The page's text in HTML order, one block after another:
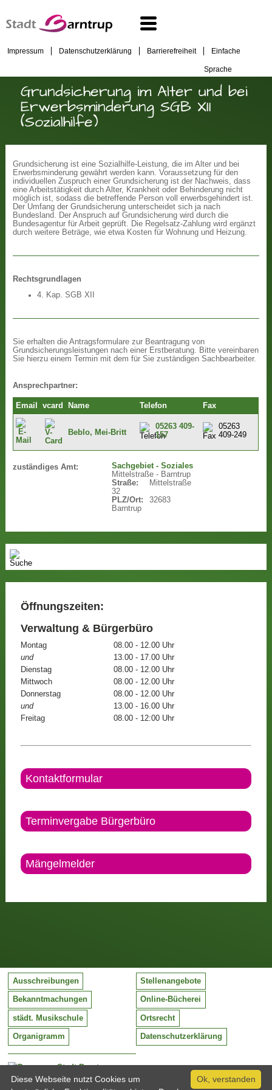
Impressum Datenschutzerklärung Barrierefreiheit Einfache
Sprache
Grundsicherung im Alter und bei
Erwerbsminderung SGB XII
(Sozialhilfe)
Grundsicherung ist eine Sozialhilfe-Leistung, die im Alter und bei
Erwerbsminderung gewährt werden kann. Voraussetzung für den
individuellen Zuspruch einer Grundsicherung ist der Nachweis, dass
eine Arbeitstätigkeit durch Alter, Krankheit oder Behinderung nicht
möglich ist, sodass die betreffende Person voll erwerbsgehindert ist.
Der Umfang der Grundsicherung unterscheidet sich ja nach
Bundesland. Der Anspruch auf Grundsicherung wird durch die
Bundesagentur für Arbeit geprüft. Die Regelsatz-Zahlung wird ergänzt
durch weitere Beträge, wie etwa Kosten für Wohnung und Heizung.
Rechtsgrundlagen
4. Kap. SGB XII
Sie erhalten die Antragsformulare zur Beantragung von
Grundsicherungsleistungen nach einer Erstberatung. Bitte vereinbaren
Sie hierzu einem Termin mit dem für Sie zuständigen Sachbearbeiter.
Ansprechpartner:
Email vcard Name Telefon Fax
Beblo, Mei-Britt
05263 409-
157
05263
409-249
zuständiges Amt:
Sachgebiet - Soziales
Mittelstraße - Barntrup
Straße:
Mittelstraße
32
PLZ/Ort:
32683
Barntrup
Öffnungszeiten:
Verwaltung & Bürgerbüro
Montag
08.00 - 12.00 Uhr
und
13.00 - 17.00 Uhr
Dienstag
08.00 - 12.00 Uhr
Mittwoch
08.00 - 12.00 Uhr
Donnerstag
08.00 - 12.00 Uhr
und
13.00 - 16.00 Uhr
Freitag
08.00 - 12:00 Uhr
Kontaktformular
Terminvergabe Bürgerbüro
Mängelmelder
Stadt Barntrup
Mittelstraße 38
Ausschreibungen Stellenangebote
Bekanntmachungen Online-Bücherei
städt. Musikschule Ortsrecht
Organigramm Datenschutzerklärung
Ok, verstanden
Diese Webseite nutzt Cookies um